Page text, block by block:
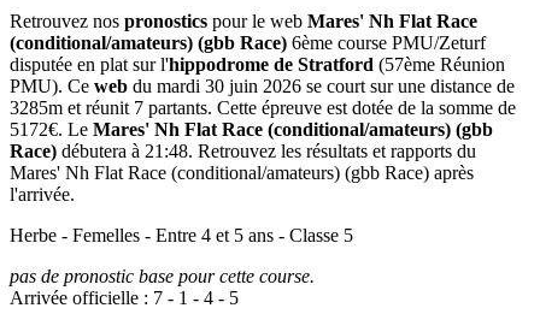
Retrouvez nos pronostics pour le web Mares' Nh Flat Race
(conditional/amateurs) (gbb Race) 6ème course PMU/Zeturf
disputée en plat sur l'hippodrome de Stratford (57ème Réunion
PMU). Ce web du mardi 30 juin 2026 se court sur une distance de
3285m et réunit 7 partants. Cette épreuve est dotée de la somme de
5172€. Le Mares' Nh Flat Race (conditional/amateurs) (gbb
Race) débutera à 21:48. Retrouvez les résultats et rapports du
Mares' Nh Flat Race (conditional/amateurs) (gbb Race) après
l'arrivée.
Herbe - Femelles - Entre 4 et 5 ans - Classe 5
pas de pronostic base pour cette course.
Arrivée officielle : 7 - 1 - 4 - 5